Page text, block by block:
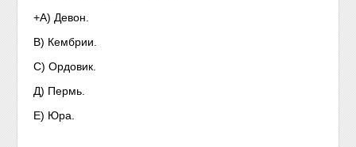
+А) Девон.
В) Кембрии.
С) Ордовик.
Д) Пермь.
Е) Юра.